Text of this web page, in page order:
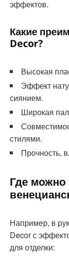
эффектов.
Какие
Decor?
Высокая
Эффект
сиянием.
Широкая
стилями.
Прочность,
Где можно
Например, в
Decor с
для отделки: